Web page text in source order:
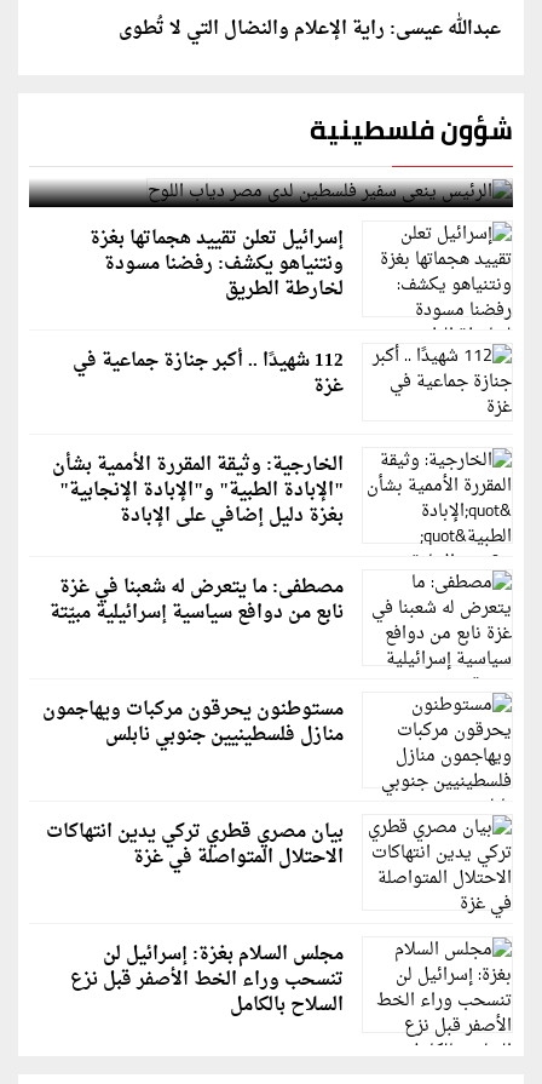
عبدالله عيسى: راية الإعلام والنضال التي لا تُطوى
شؤون فلسطينية
الرئيس ينعى سفير فلسطين لدى مصر دياب اللوح
إسرائيل تعلن تقييد هجماتها بغزة
ونتنياهو يكشف: رفضنا مسودة
لخارطة الطريق
112 شهيدًا .. أكبر جنازة جماعية في
غزة
الخارجية: وثيقة المقررة الأممية بشأن
"الإبادة الطبية" و"الإبادة الإنجابية"
بغزة دليل إضافي على الإبادة
مصطفى: ما يتعرض له شعبنا في غزة
نابع من دوافع سياسية إسرائيلية مبيّتة
مستوطنون يحرقون مركبات ويهاجمون
منازل فلسطينيين جنوبي نابلس
بيان مصري قطري تركي يدين انتهاكات
الاحتلال المتواصلة في غزة
مجلس السلام بغزة: إسرائيل لن
تنسحب وراء الخط الأصفر قبل نزع
السلاح بالكامل